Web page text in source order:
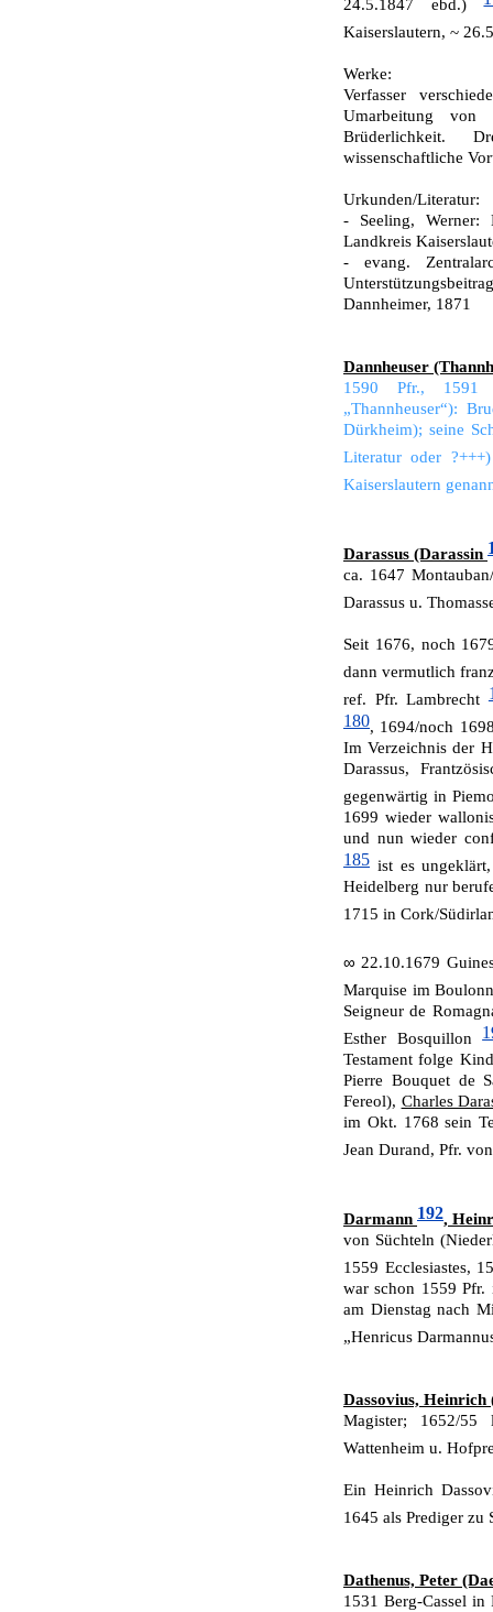
24.5.1847 ebd.)
Kaiserslautern, ~
Werke:
Verfasser
Umarbeitung von
Brüderlichkeit.
wissenschaftliche
Urkunden/Literatur:
- Seeling, Werner:
Landkreis
- evang.
Dannheimer, 1871
Dannheuser
1590 Pfr., 1591
„Thannheuser“):
Dürkheim); seine
Literatur oder
Kaiserslautern
Darassus (Darassin
ca. 1647
Darassus u.
Seit 1676, noch
dann vermutlich
ref. Pfr. Lambrecht
180, 1694/noch
Im Verzeichnis der
Darassus,
gegenwärtig in
1699 wieder
und nun wieder
185 ist es
Heidelberg nur
1715 in Cork/
∞ 22.10.1679
Marquise im
Seigneur de
Esther Bosquillon
Testament folge
Pierre Bouquet de
Fereol), Charles
im Okt. 1768 sein
Jean Durand, Pfr.
Darmann 192,
von Süchteln
1559 Ecclesiastes,
war schon 1559
am Dienstag nach
„Henricus
Dassovius, Heinrich
Magister; 1652/
Wattenheim u.
Ein Heinrich
1645 als Prediger
Dathenus, Peter
1531 Berg-Cassel